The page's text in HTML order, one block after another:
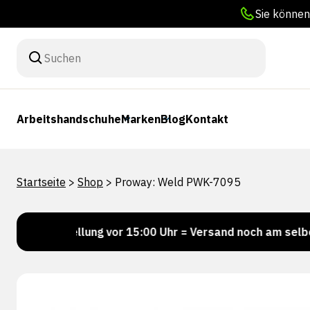
Sie
ArbeitshandschuheMarkenBlogKontakt
Startseite > Shop > Proway: Weld PWK-7095
Bestellung vor 15:00 Uhr = Versand noch am selben Tag